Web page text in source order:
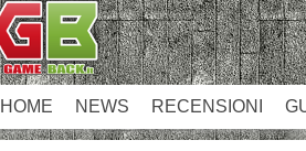
HOME NEWS RECENSIONI